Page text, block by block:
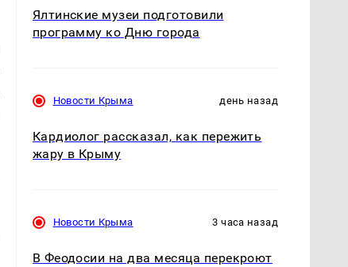
Ялтинские музеи подготовили
программу ко Дню города
Новости Крыма день назад
Кардиолог рассказал, как пережить
жару в Крыму
Новости Крыма 3 часа назад
В Феодосии на два месяца перекроют